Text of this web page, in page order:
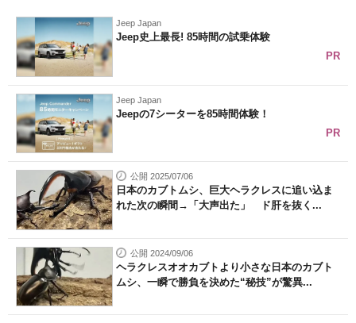
Jeep Japan
Jeep史上最長! 85時間の試乗体験
PR
Jeep Japan
Jeepの7シーターを85時間体験！
PR
公開 2025/07/06
日本のカブトムシ、巨大ヘラクレスに追い込ま
れた次の瞬間→「大声出た」 ド肝を抜く...
公開 2024/09/06
ヘラクレスオオカブトより小さな日本のカブト
ムシ、一瞬で勝負を決めた“秘技”が驚異...